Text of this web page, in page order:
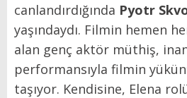
canlandırdığında Pyotr
yaşındaydı. Filmin hemen
alan genç aktör müthiş,
performansıyla filmin
taşıyor. Kendisine, Elena